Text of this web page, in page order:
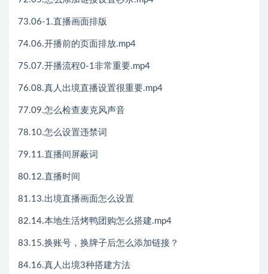
73.06-1.直播画面排版
74.06.开播前的页面排放.mp4
75.07.开播流程0-1非常重要.mp4
76.08.真人出境直播设置很重要.mp4
77.09.怎么检查麦克风声音
78.10.怎么设置违禁词
79.11.直播间屏蔽词
80.12.直播时间
81.13.出境直播画面怎么设置
82.14.本地生活烤鸭团购怎么搭建.mp4
83.15.换账号，换牌子后怎么添加链接？
84.16.真人出境3种搭建方法